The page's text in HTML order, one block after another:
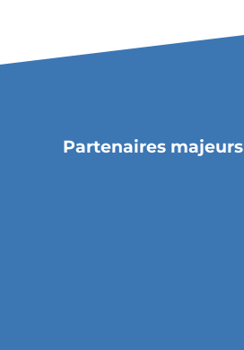
Partenaires majeurs